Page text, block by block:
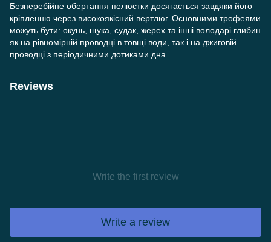
Безперебійне обертання пелюстки досягається завдяки його
кріпленню через високоякісний вертлюг. Основними трофеями
можуть бути: окунь, щука, судак, жерех та інші володарі глибин
як на рівномірній проводці в товщі води, так і на джиговій
проводці з періодичними дотиками дна.
Reviews
Write the first review
Write a review